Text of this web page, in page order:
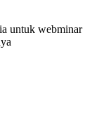
untuk webminar